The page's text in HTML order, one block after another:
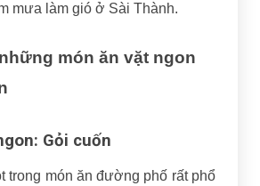
mưa làm gió ở Sài Thành.
món ăn vặt ngon
Gỏi cuốn
trong món ăn đường phố rất phổ